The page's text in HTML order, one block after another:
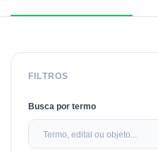
FILTROS
Busca por termo